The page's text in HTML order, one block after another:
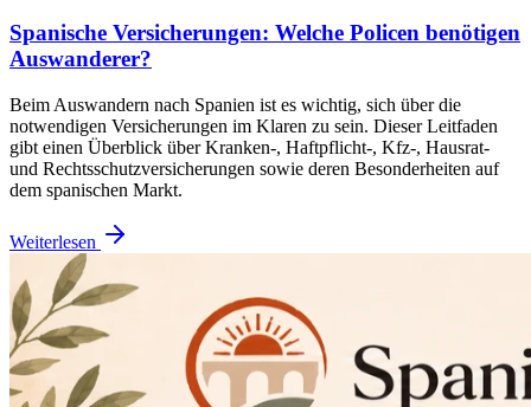
Spanische Versicherungen: Welche Policen benötigen
Auswanderer?
Beim Auswandern nach Spanien ist es wichtig, sich über die
notwendigen Versicherungen im Klaren zu sein. Dieser Leitfaden
gibt einen Überblick über Kranken-, Haftpflicht-, Kfz-, Hausrat-
und Rechtsschutzversicherungen sowie deren Besonderheiten auf
dem spanischen Markt.
Weiterlesen